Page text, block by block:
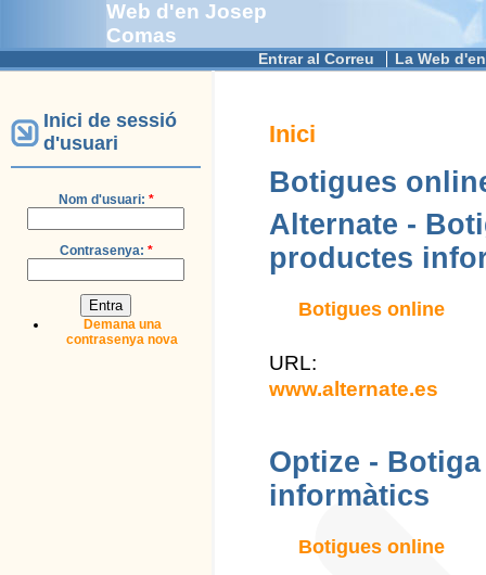
Web d'en Josep
Comas
Entrar al Correu La Web
Inici de sessió
d'usuari
Nom d'usuari: *
Contrasenya: *
Demana una
contrasenya nova
Inici
Botigues
Alternate -
productes
Botigues online
URL:
www.alternate.es
Optize -
informàtics
Botigues online